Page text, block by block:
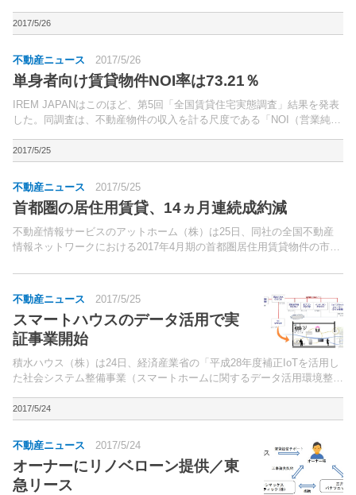
内の20～39歳の単身未婚男女304名を対象に、4...
2017/5/26
不動産ニュース 2017/5/26
単身者向け賃貸物件NOI率は73.21％
IREM JAPANはこのほど、第5回「全国賃貸住宅実態調査」結果を発表
した。同調査は、不動産物件の収入を計る尺度である「NOI（営業純利
及のための基礎資料とすることを目的に行な...
2017/5/25
不動産ニュース 2017/5/25
首都圏の居住用賃貸、14ヵ月連続成約減
不動産情報サービスのアットホーム（株）は25日、同社の全国不動産
情報ネットワークにおける2017年4月期の首都圏居住用賃貸物件の市場
なり、14ヵ月連続の減少。
不動産ニュース 2017/5/25
スマートハウスのデータ活用で実
証事業開始
積水ハウス（株）は24日、経済産業省の「平成28年度補正IoTを活用し
た社会システム整備事業（スマートホームに関するデータ活用環境整備
総合研究所から再委託を受け、日本ユニシス（株）...
2017/5/24
不動産ニュース 2017/5/24
オーナーにリノベローン提供／東
急リース